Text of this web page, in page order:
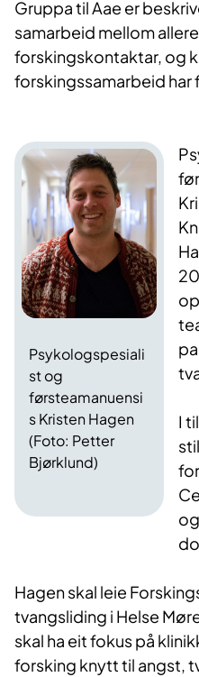
Gruppa til Aae er
samarbeid mellom
forskingskontaktar, og
forskingssamarbeid har
Psykologspesiali
st og
førsteamanuensi
s Kristen Hagen
(Foto: Petter
Bjørklund)
I
Hagen skal leie
tvangsliding i Helse
skal ha eit fokus på
forsking knytt til angst,